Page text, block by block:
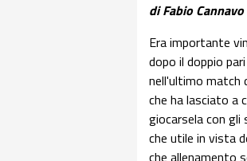
di Fabio Cannavo
Era importante
dopo il doppio
nell'ultimo match
che ha lasciato a
giocarsela con
che utile in vista
che allenamento